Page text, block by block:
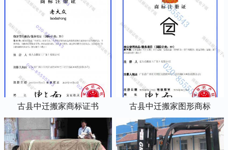
古县中迁搬家商标证书 古县中迁搬家图形商标